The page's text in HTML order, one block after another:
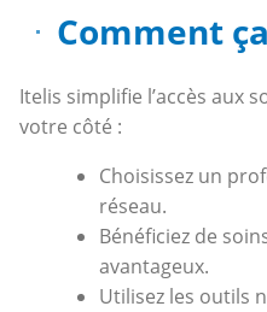
Comment
Itelis simplifie l’accès aux
votre côté :
Choisissez un
réseau.
Bénéficiez de
avantageux.
Utilisez les outils